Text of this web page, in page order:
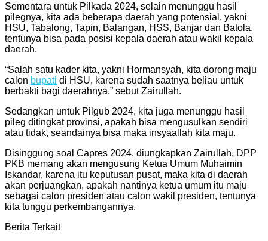
Sementara untuk Pilkada 2024, selain menunggu hasil
pilegnya, kita ada beberapa daerah yang potensial, yakni
HSU, Tabalong, Tapin, Balangan, HSS, Banjar dan Batola,
tentunya bisa pada posisi kepala daerah atau wakil kepala
daerah.
“Salah satu kader kita, yakni Hormansyah, kita dorong maju
calon bupati di HSU, karena sudah saatnya beliau untuk
berbakti bagi daerahnya,” sebut Zairullah.
Sedangkan untuk Pilgub 2024, kita juga menunggu hasil
pileg ditingkat provinsi, apakah bisa mengusulkan sendiri
atau tidak, seandainya bisa maka insyaallah kita maju.
Disinggung soal Capres 2024, diungkapkan Zairullah, DPP
PKB memang akan mengusung Ketua Umum Muhaimin
Iskandar, karena itu keputusan pusat, maka kita di daerah
akan perjuangkan, apakah nantinya ketua umum itu maju
sebagai calon presiden atau calon wakil presiden, tentunya
kita tunggu perkembangannya.
Berita Terkait